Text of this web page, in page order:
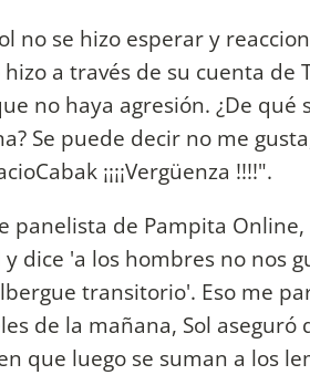
no se hizo esperar y
a través de su cuenta de
no haya agresión. ¿De qué
Se puede decir no me
¡¡¡¡Vergüenza !!!!".
panelista de Pampita
dice 'a los hombres no nos
transitorio'. Eso me
de la mañana, Sol
que luego se suman a los